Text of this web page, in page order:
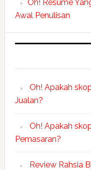
Oh! Resume
Awal Penulisan
Oh! Apakah
Jualan?
Oh! Apakah
Pemasaran?
Review Rahsia